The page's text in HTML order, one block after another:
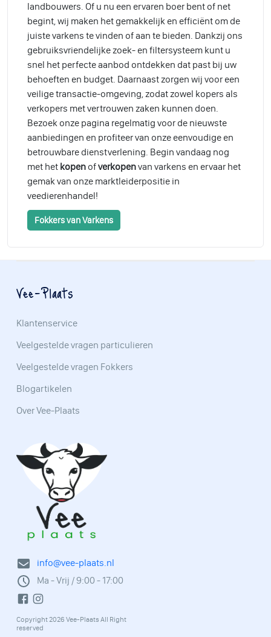
landbouwers. Of u nu een ervaren boer bent of net
begint, wij maken het gemakkelijk en efficiënt om de
juiste varkens te vinden of aan te bieden. Dankzij ons
gebruiksvriendelijke zoek- en filtersysteem kunt u
snel het perfecte aanbod ontdekken dat past bij uw
behoeften en budget. Daarnaast zorgen wij voor een
veilige transactie-omgeving, zodat zowel kopers als
verkopers met vertrouwen zaken kunnen doen.
Bezoek onze pagina regelmatig voor de nieuwste
aanbiedingen en profiteer van onze eenvoudige en
betrouwbare dienstverlening. Begin vandaag nog
met het kopen ofverkopenvan varkens en ervaar het
gemak van onze marktleiderpositie in
veedierenhandel!
Fokkers van Varkens
info@vee-plaats.nl
Ma - Vrij / 9:00 - 17:00
Copyright 2026 Vee-Plaats All Right
reserved
Vee-Plaats
Klantenservice
Veelgestelde vragen particulieren
Veelgestelde vragen Fokkers
Blogartikelen
Over Vee-Plaats